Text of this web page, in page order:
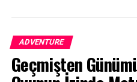
sevincini yaşadıklarını
eriştirsin inşallah.
eylesin hepimizi” şeklinde
ADVENTURE
Geçmişten